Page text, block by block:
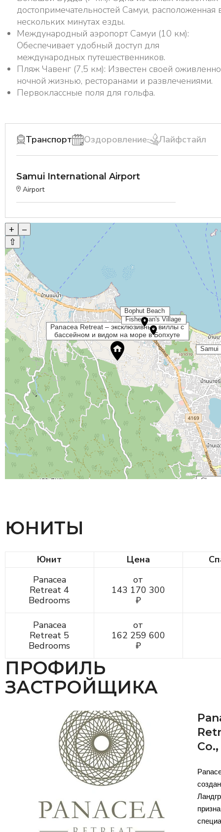
достопримечательностей Самуи, расположенная
нескольких минутах езды.
Международный аэропорт Самуи (10 км):
Обеспечивает удобный доступ для
международных путешественников.
Пляж Чавенг (7,5 км): Известен своей
ночной жизнью, ресторанами и развлечениями.
Первоклассные поля для гольфа.
Транспорт Оздоровление Лайфстайл
Samui International Airport
Airport
+
–
⇧
ЮНИТЫ
Юнит Цена
Panacea
Retreat 4
Bedrooms
от
143 170 300
₽
Panacea
Retreat 5
Bedrooms
от
162 259 600
₽
ПРОФИЛЬ
ЗАСТРОЙЩИКА